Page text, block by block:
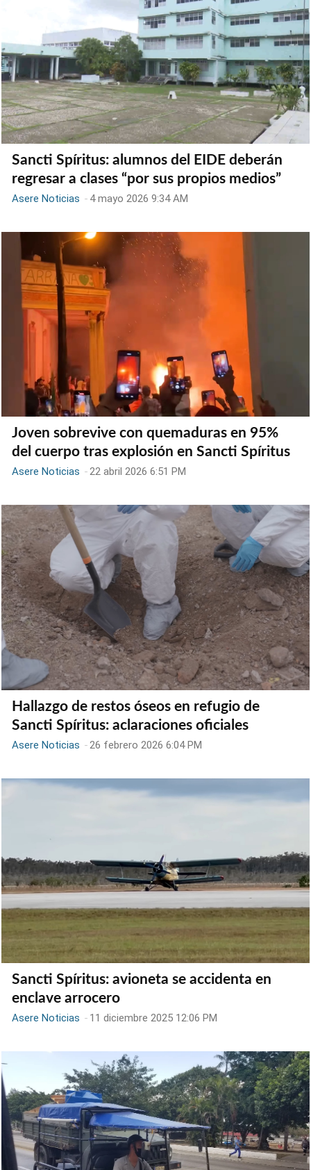
Sancti Spíritus: alumnos del EIDE deberán
regresar a clases “por sus propios medios”
Asere Noticias - 4 mayo 2026 9:34 AM
Joven sobrevive con quemaduras en 95%
del cuerpo tras explosión en Sancti Spíritus
Asere Noticias -22 abril 2026 6:51 PM
Hallazgo de restos óseos en refugio de
Sancti Spíritus: aclaraciones oficiales
Asere Noticias -26 febrero 2026 6:04 PM
Sancti Spíritus: avioneta se accidenta en
enclave arrocero
Asere Noticias - 11 diciembre 2025 12:06 PM